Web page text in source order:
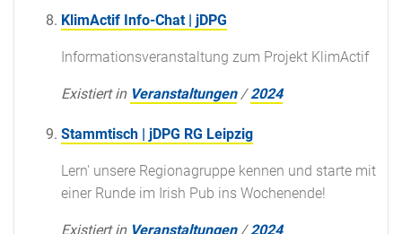
KlimActif Info-Chat | jDPG
Informationsveranstaltung zum Projekt KlimActif
Existiert in Veranstaltungen /2024
Stammtisch | jDPG RG Leipzig
Lern' unsere Regionagruppe kennen und starte mit
einer Runde im Irish Pub ins Wochenende!
Existiert in Veranstaltungen /2024